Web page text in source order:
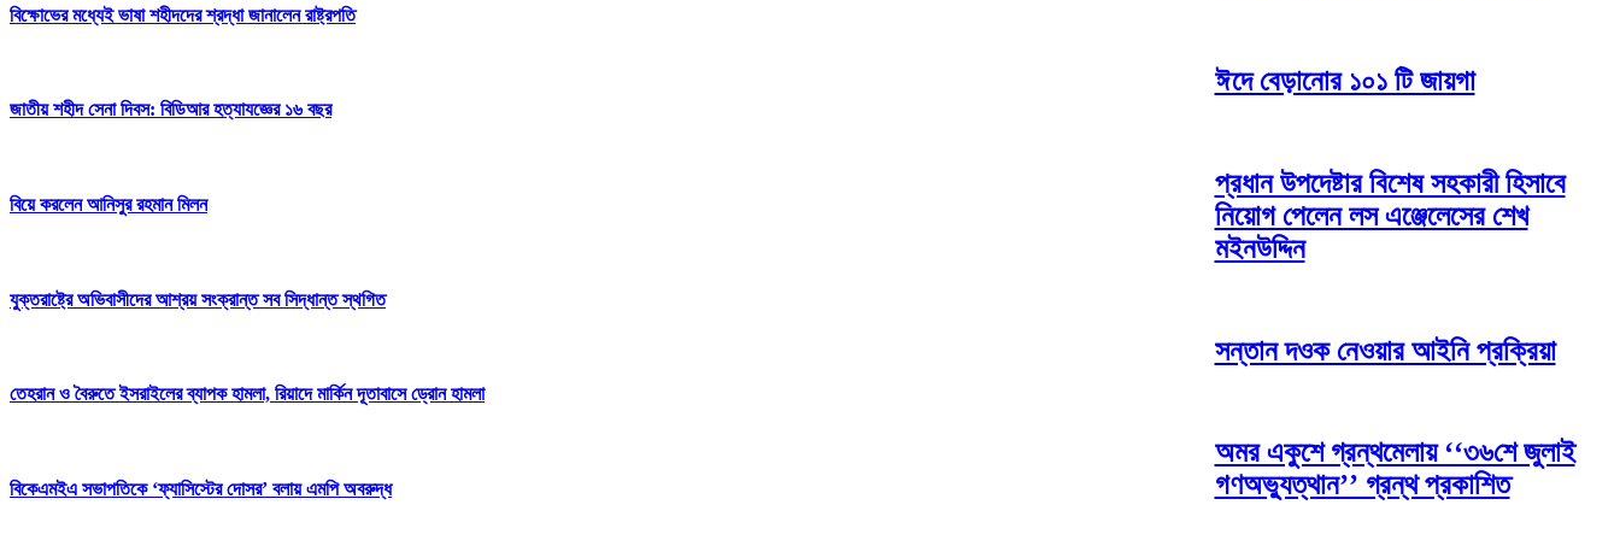
বিক্ষোভের মধ্যেই ভাষা শহীদদের শ্রদ্ধা জানালেন রাষ্ট্রপতি
জাতীয় শহীদ সেনা দিবস: বিডিআর হত্যাযজ্ঞের ১৬ বছর
বিয়ে করলেন আনিসুর রহমান মিলন
যুক্তরাষ্ট্রে অভিবাসীদের আশ্রয় সংক্রান্ত সব সিদ্ধান্ত স্থগিত
তেহরান ও বৈরুতে ইসরাইলের ব্যাপক হামলা, রিয়াদে মার্কিন দূতাবাসে ড্রোন হামলা
বিকেএমইএ সভাপতিকে ‘ফ্যাসিস্টের দোসর’ বলায় এমপি অবরুদ্ধ
ঈদে বেড়ানোর ১০১ টি জায়গা
প্রধান উপদেষ্টার বিশেষ সহকারী হিসাবে
নিয়োগ পেলেন লস এঞ্জেলেসের শেখ
মইনউদ্দিন
সন্তান দওক নেওয়ার আইনি প্রক্রিয়া
অমর একুশে গ্রন্থমেলায় ‘‘৩৬শে জুলাই
গণঅভ্যুত্থান’’ গ্রন্থ প্রকাশিত